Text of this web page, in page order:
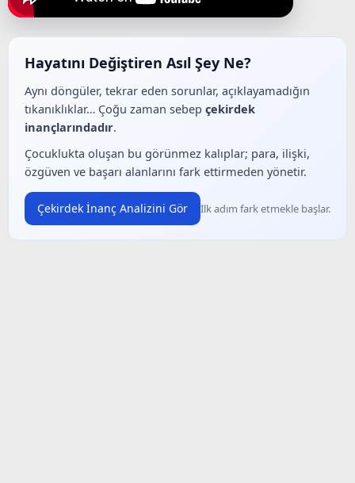
Hayatını Değiştiren Asıl Şey Ne?
Aynı döngüler, tekrar eden sorunlar, açıklayamadığın
tıkanıklıklar… Çoğu zaman sebep çekirdek
inançlarındadır.
Çocuklukta oluşan bu görünmez kalıplar; para, ilişki,
özgüven ve başarı alanlarını fark ettirmeden yönetir.
Çekirdek İnanç Analizini Gör İlk adım fark etmekle başlar.